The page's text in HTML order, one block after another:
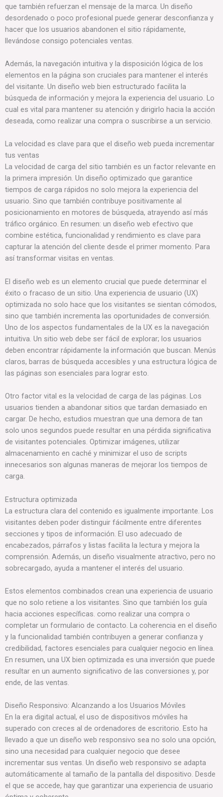
que también refuerzan el mensaje de la marca. Un diseño
desordenado o poco profesional puede generar desconfianza y
hacer que los usuarios abandonen el sitio rápidamente,
llevándose consigo potenciales ventas.
Además, la navegación intuitiva y la disposición lógica de los
elementos en la página son cruciales para mantener el interés
del visitante. Un diseño web bien estructurado facilita la
búsqueda de información y mejora la experiencia del usuario. Lo
cual es vital para mantener su atención y dirigirlo hacia la acción
deseada, como realizar una compra o suscribirse a un servicio.
La velocidad es clave para que el diseño web pueda incrementar
tus ventas
La velocidad de carga del sitio también es un factor relevante en
la primera impresión. Un diseño optimizado que garantice
tiempos de carga rápidos no solo mejora la experiencia del
usuario. Sino que también contribuye positivamente al
posicionamiento en motores de búsqueda, atrayendo así más
tráfico orgánico. En resumen: un diseño web efectivo que
combine estética, funcionalidad y rendimiento es clave para
capturar la atención del cliente desde el primer momento. Para
así transformar visitas en ventas.
El diseño web es un elemento crucial que puede determinar el
éxito o fracaso de un sitio. Una experiencia de usuario (UX)
optimizada no solo hace que los visitantes se sientan cómodos,
sino que también incrementa las oportunidades de conversión.
Uno de los aspectos fundamentales de la UX es la navegación
intuitiva. Un sitio web debe ser fácil de explorar; los usuarios
deben encontrar rápidamente la información que buscan. Menús
claros, barras de búsqueda accesibles y una estructura lógica de
las páginas son esenciales para lograr esto.
Otro factor vital es la velocidad de carga de las páginas. Los
usuarios tienden a abandonar sitios que tardan demasiado en
cargar. De hecho, estudios muestran que una demora de tan
solo unos segundos puede resultar en una pérdida significativa
de visitantes potenciales. Optimizar imágenes, utilizar
almacenamiento en caché y minimizar el uso de scripts
innecesarios son algunas maneras de mejorar los tiempos de
carga.
Estructura optimizada
La estructura clara del contenido es igualmente importante. Los
visitantes deben poder distinguir fácilmente entre diferentes
secciones y tipos de información. El uso adecuado de
encabezados, párrafos y listas facilita la lectura y mejora la
comprensión. Además, un diseño visualmente atractivo, pero no
sobrecargado, ayuda a mantener el interés del usuario.
Estos elementos combinados crean una experiencia de usuario
que no solo retiene a los visitantes. Sino que también los guía
hacia acciones específicas. como realizar una compra o
completar un formulario de contacto. La coherencia en el diseño
y la funcionalidad también contribuyen a generar confianza y
credibilidad, factores esenciales para cualquier negocio en línea.
En resumen, una UX bien optimizada es una inversión que puede
resultar en un aumento significativo de las conversiones y, por
ende, de las ventas.
Diseño Responsivo: Alcanzando a los Usuarios Móviles
En la era digital actual, el uso de dispositivos móviles ha
superado con creces al de ordenadores de escritorio. Esto ha
llevado a que un diseño web responsivo sea no solo una opción,
sino una necesidad para cualquier negocio que desee
incrementar sus ventas. Un diseño web responsivo se adapta
automáticamente al tamaño de la pantalla del dispositivo. Desde
el que se accede, hay que garantizar una experiencia de usuario